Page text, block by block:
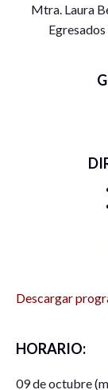
Mtra. Laura
Descargar
HORARIO:
09 de octubre